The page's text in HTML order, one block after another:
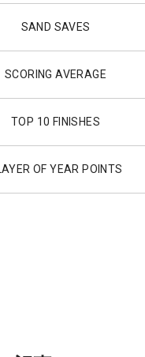
SAND SAVES
SCORING AVERAGE
TOP 10 FINISHES
OF YEAR POINTS